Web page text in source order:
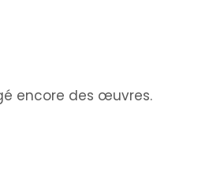
encore des œuvres.